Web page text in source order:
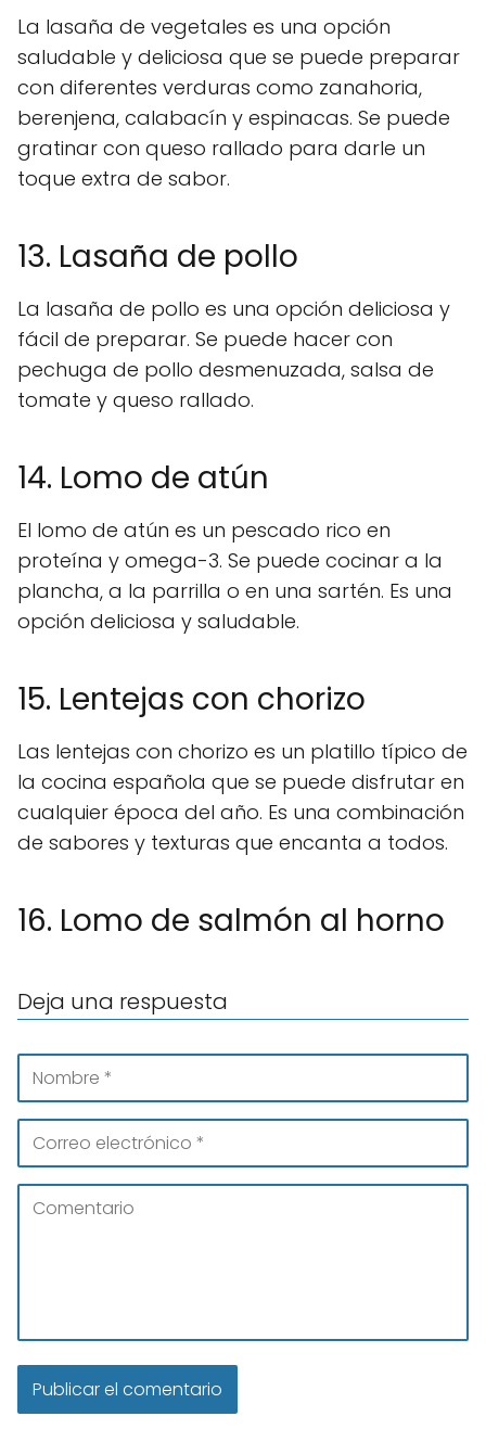
La lasaña de vegetales es una opción
saludable y deliciosa que se puede preparar
con diferentes verduras como zanahoria,
berenjena, calabacín y espinacas. Se puede
gratinar con queso rallado para darle un
toque extra de sabor.
13. Lasaña de pollo
La lasaña de pollo es una opción deliciosa y
fácil de preparar. Se puede hacer con
pechuga de pollo desmenuzada, salsa de
tomate y queso rallado.
14. Lomo de atún
El lomo de atún es un pescado rico en
proteína y omega-3. Se puede cocinar a la
plancha, a la parrilla o en una sartén. Es una
opción deliciosa y saludable.
15. Lentejas con chorizo
Las lentejas con chorizo es un platillo típico de
la cocina española que se puede disfrutar en
cualquier época del año. Es una combinación
de sabores y texturas que encanta a todos.
16. Lomo de salmón al horno
Deja una respuesta